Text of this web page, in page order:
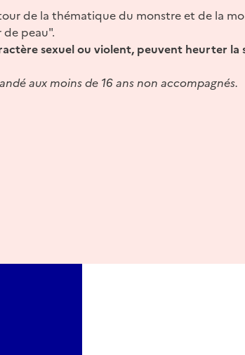
de la thématique du monstre et de la
peau".
sexuel ou violent, peuvent heurter la
aux moins de 16 ans non accompagnés.